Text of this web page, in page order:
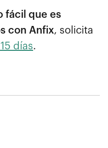
fácil que es
con Anfix, solicita
días.